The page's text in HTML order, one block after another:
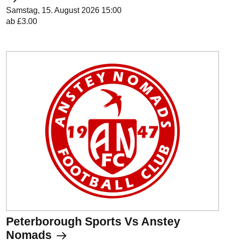
Samstag, 15. August 2026 15:00
ab £3.00
Peterborough Sports Vs Anstey
Nomads